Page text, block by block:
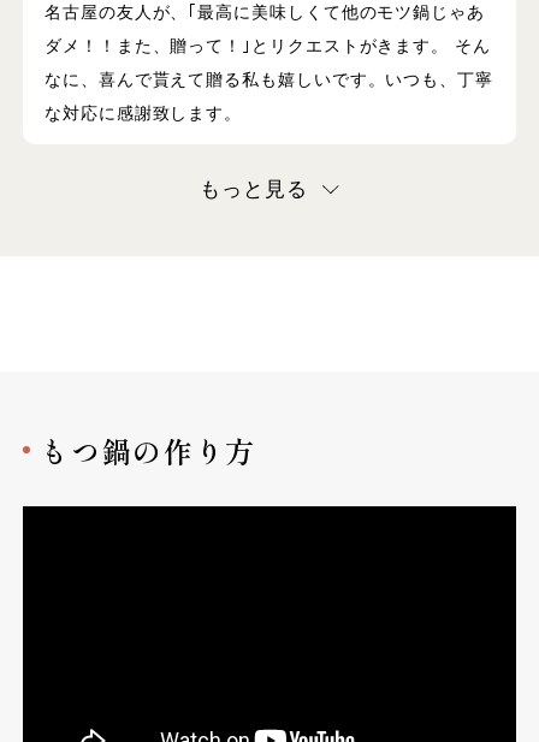
名古屋の友人が、｢最高に美味しくて他のモツ鍋じゃあ
ダメ！！また、贈って！｣とリクエストがきます。 そん
なに、喜んで貰えて贈る私も嬉しいです。いつも、丁寧
な対応に感謝致します。
もっと見る
もつ鍋の作り方